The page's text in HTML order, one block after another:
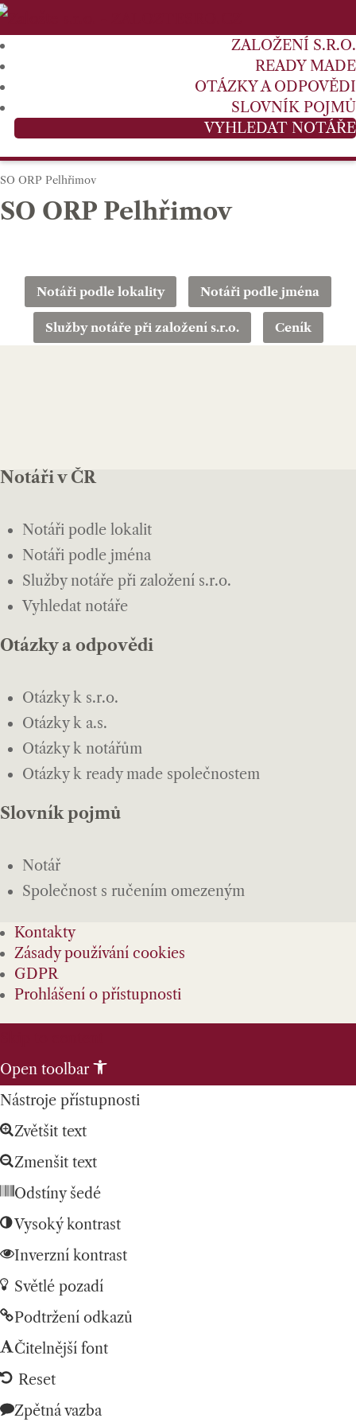
ZALOŽENÍ S.R.O.
READY MADE
OTÁZKY A ODPOVĚDI
SLOVNÍK POJMŮ
VYHLEDAT NOTÁŘE
SO ORP Pelhřimov
SO ORP Pelhřimov
Notáři podle lokality Notáři podle jména
Služby notáře při založení s.r.o. Ceník
Notáři v ČR
Notáři podle lokalit
Notáři podle jména
Služby notáře při založení s.r.o.
Vyhledat notáře
Otázky a odpovědi
Otázky k s.r.o.
Otázky k a.s.
Otázky k notářům
Otázky k ready made společnostem
Slovník pojmů
Notář
Společnost s ručením omezeným
Kontakty
Zásady používání cookies
GDPR
Prohlášení o přístupnosti
Open toolbar
Nástroje přístupnosti
Zvětšit text
Zmenšit text
Odstíny šedé
Vysoký kontrast
Inverzní kontrast
Světlé pozadí
Podtržení odkazů
Čitelnější font
Reset
Zpětná vazba